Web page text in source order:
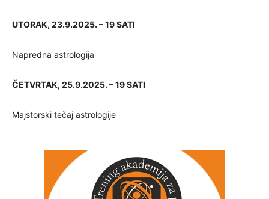
UTORAK, 23.9.2025. – 19 SATI
Napredna astrologija
ČETVRTAK, 25.9.2025. – 19 SATI
Majstorski tečaj astrologije